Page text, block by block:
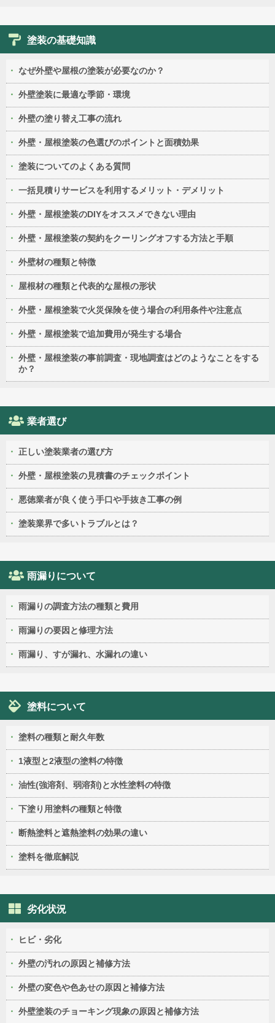
塗装の基礎知識
なぜ外壁や屋根の塗装が必要なのか？
外壁塗装に最適な季節・環境
外壁の塗り替え工事の流れ
外壁・屋根塗装の色選びのポイントと面積効果
塗装についてのよくある質問
一括見積りサービスを利用するメリット・デメリット
外壁・屋根塗装のDIYをオススメできない理由
外壁・屋根塗装の契約をクーリングオフする方法と手順
外壁材の種類と特徴
屋根材の種類と代表的な屋根の形状
外壁・屋根塗装で火災保険を使う場合の利用条件や注意点
外壁・屋根塗装で追加費用が発生する場合
外壁・屋根塗装の事前調査・現地調査はどのようなことをする
か？
業者選び
正しい塗装業者の選び方
外壁・屋根塗装の見積書のチェックポイント
悪徳業者が良く使う手口や手抜き工事の例
塗装業界で多いトラブルとは？
雨漏りについて
雨漏りの調査方法の種類と費用
雨漏りの要因と修理方法
雨漏り、すが漏れ、水漏れの違い
塗料について
塗料の種類と耐久年数
1液型と2液型の塗料の特徴
油性(強溶剤、弱溶剤)と水性塗料の特徴
下塗り用塗料の種類と特徴
断熱塗料と遮熱塗料の効果の違い
塗料を徹底解説
劣化状況
ヒビ・劣化
外壁の汚れの原因と補修方法
外壁の変色や色あせの原因と補修方法
外壁塗装のチョーキング現象の原因と補修方法